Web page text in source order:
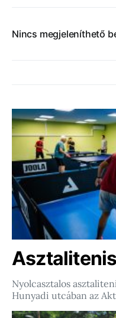
Nincs megjeleníthető
Nyolcasztalos
Hunyadi utcában az